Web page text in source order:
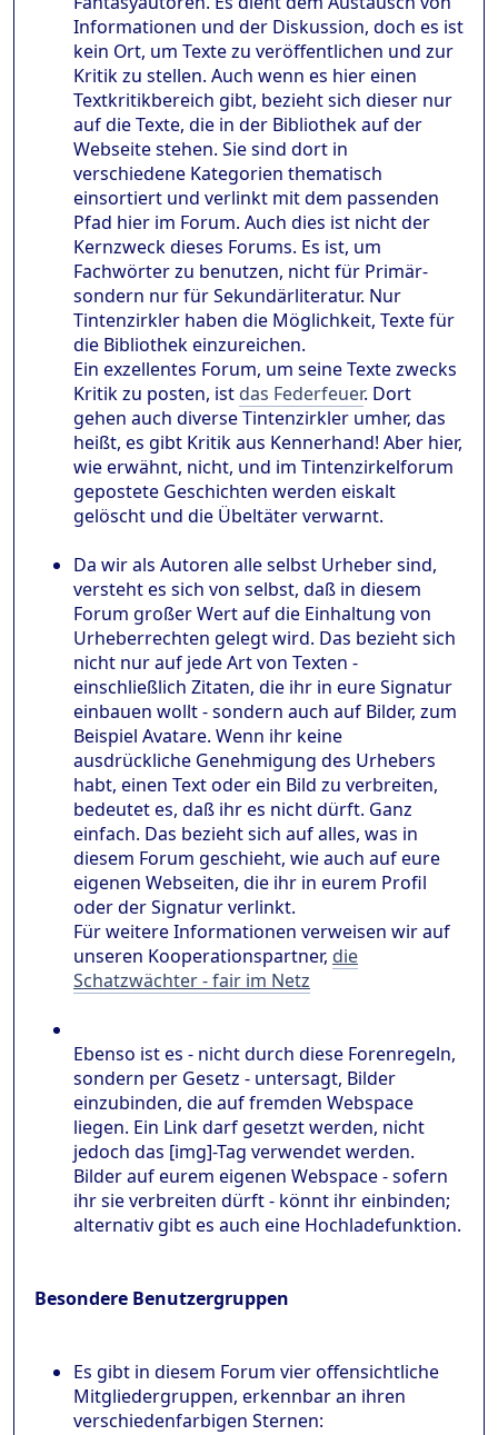
Informationen und der Diskussion, doch es ist
kein Ort, um Texte zu veröffentlichen und zur
Kritik zu stellen. Auch wenn es hier einen
Textkritikbereich gibt, bezieht sich dieser nur
auf die Texte, die in der Bibliothek auf der
Webseite stehen. Sie sind dort in
verschiedene Kategorien thematisch
einsortiert und verlinkt mit dem passenden
Pfad hier im Forum. Auch dies ist nicht der
Kernzweck dieses Forums. Es ist, um
Fachwörter zu benutzen, nicht für Primär-
sondern nur für Sekundärliteratur. Nur
Tintenzirkler haben die Möglichkeit, Texte für
die Bibliothek einzureichen.
Ein exzellentes Forum, um seine Texte zwecks
Kritik zu posten, ist das Federfeuer. Dort
gehen auch diverse Tintenzirkler umher, das
heißt, es gibt Kritik aus Kennerhand! Aber hier,
wie erwähnt, nicht, und im Tintenzirkelforum
gepostete Geschichten werden eiskalt
gelöscht und die Übeltäter verwarnt.
Da wir als Autoren alle selbst Urheber sind,
versteht es sich von selbst, daß in diesem
Forum großer Wert auf die Einhaltung von
Urheberrechten gelegt wird. Das bezieht sich
nicht nur auf jede Art von Texten -
einschließlich Zitaten, die ihr in eure Signatur
einbauen wollt - sondern auch auf Bilder, zum
Beispiel Avatare. Wenn ihr keine
ausdrückliche Genehmigung des Urhebers
habt, einen Text oder ein Bild zu verbreiten,
bedeutet es, daß ihr es nicht dürft. Ganz
einfach. Das bezieht sich auf alles, was in
diesem Forum geschieht, wie auch auf eure
eigenen Webseiten, die ihr in eurem Profil
oder der Signatur verlinkt.
Für weitere Informationen verweisen wir auf
unseren Kooperationspartner, die
Schatzwächter - fair im Netz
Ebenso ist es - nicht durch diese Forenregeln,
sondern per Gesetz - untersagt, Bilder
einzubinden, die auf fremden Webspace
liegen. Ein Link darf gesetzt werden, nicht
jedoch das [img]-Tag verwendet werden.
Bilder auf eurem eigenen Webspace - sofern
ihr sie verbreiten dürft - könnt ihr einbinden;
alternativ gibt es auch eine Hochladefunktion.
Besondere Benutzergruppen
Es gibt in diesem Forum vier offensichtliche
Mitgliedergruppen, erkennbar an ihren
verschiedenfarbigen Sternen: